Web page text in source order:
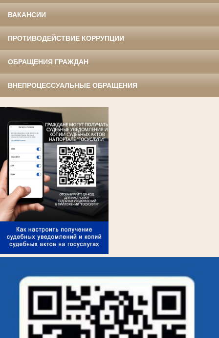
ВАКАНСИИ
ПРОТИВОДЕЙСТВИЕ КОРРУПЦИИ
ОБРАЩЕНИЯ ГРАЖДАН
ВНЕПРОЦЕССУАЛЬНЫЕ ОБРАЩЕНИЯ